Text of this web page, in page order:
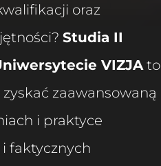
oraz
Studia II
VIZJAto
zaawansowaną
i praktyce
faktycznych